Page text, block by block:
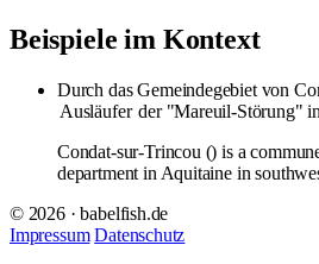
Beispiele im Kontext
Durch das Gemeindegebiet von
Ausläufer der "Mareuil-Störung"
Condat-sur-Trincou () is a
department in Aquitaine in
© 2026 · babelfish.de
Impressum Datenschutz